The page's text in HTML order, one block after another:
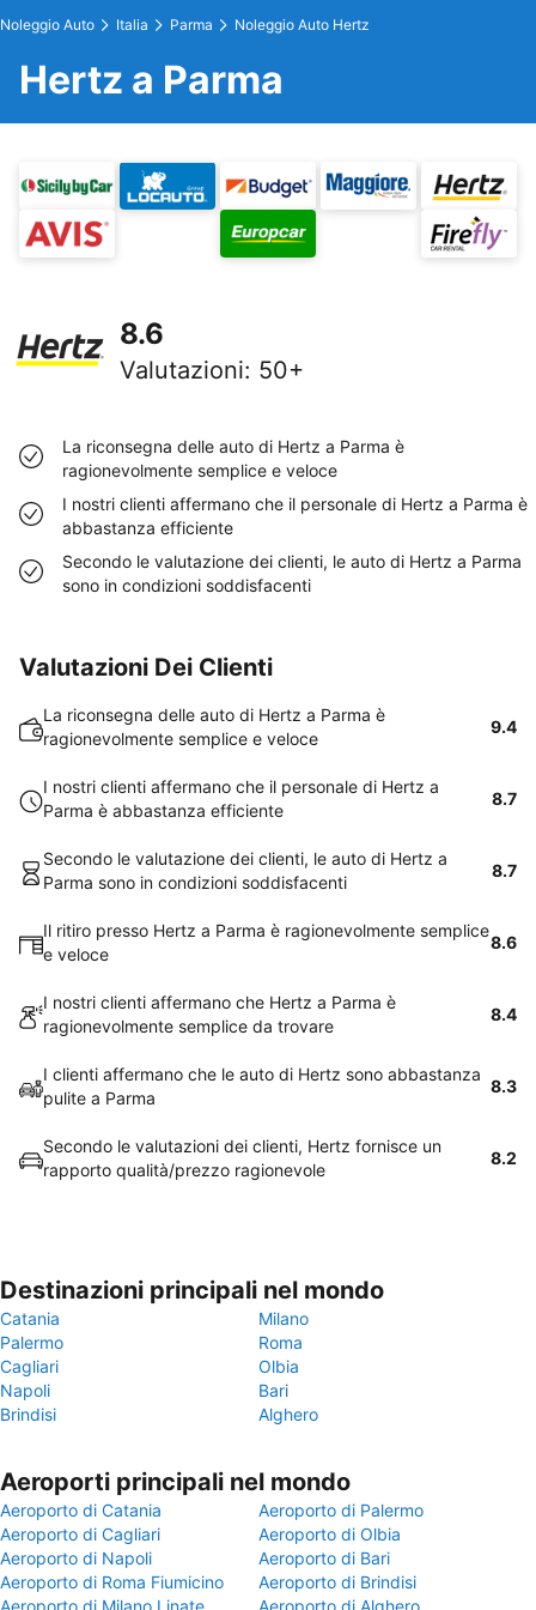
Noleggio Auto Italia Parma Noleggio Auto Hertz
Hertz a Parma
8.6
Valutazioni: 50+
La riconsegna delle auto di Hertz a Parma è
ragionevolmente semplice e veloce
I nostri clienti affermano che il personale di Hertz a Parma è
abbastanza efficiente
Secondo le valutazione dei clienti, le auto di Hertz a Parma
sono in condizioni soddisfacenti
Valutazioni Dei Clienti
La riconsegna delle auto di Hertz a Parma è
ragionevolmente semplice e veloce
9.4
I nostri clienti affermano che il personale di Hertz a
Parma è abbastanza efficiente
8.7
Secondo le valutazione dei clienti, le auto di Hertz a
Parma sono in condizioni soddisfacenti
8.7
Il ritiro presso Hertz a Parma è ragionevolmente semplice
e veloce
8.6
I nostri clienti affermano che Hertz a Parma è
ragionevolmente semplice da trovare
8.4
I clienti affermano che le auto di Hertz sono abbastanza
pulite a Parma
8.3
Secondo le valutazioni dei clienti, Hertz fornisce un
rapporto qualità/prezzo ragionevole
8.2
Destinazioni principali nel mondo
Catania
Milano
Palermo
Roma
Cagliari
Olbia
Napoli
Bari
Brindisi
Alghero
Aeroporti principali nel mondo
Aeroporto di Catania
Aeroporto di Palermo
Aeroporto di Cagliari
Aeroporto di Olbia
Aeroporto di Napoli
Aeroporto di Bari
Aeroporto di Roma Fiumicino
Aeroporto di Brindisi
Aeroporto di Milano Linate
Aeroporto di Alghero